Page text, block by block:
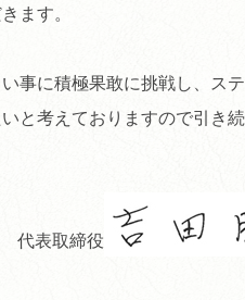
ます。
事に積極果敢に挑戦し、ス
と考えておりますので引き
代表取締役